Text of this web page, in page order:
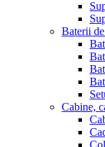
Baterii
Cabine,